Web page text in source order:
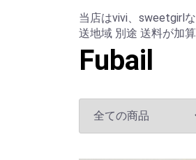
当店はvivi、sweetgirl
送地域 別途 送料が加算
Fubail